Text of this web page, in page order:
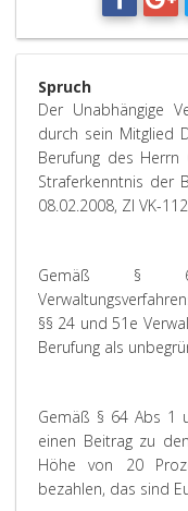
Spruch
Der Unabhängige
durch sein Mitglied
Berufung des Herrn
Straferkenntnis der
08.02.2008, Zl VK-
Gemäß §
§§ 24 und 51e
Berufung als
Gemäß § 64 Abs 1
einen Beitrag zu
Höhe von 20
bezahlen, das sind